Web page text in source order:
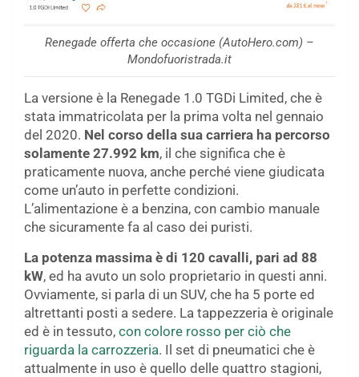
Renegade offerta che occasione (AutoHero.com) –
Mondofuoristrada.it
La versione è la Renegade 1.0 TGDi Limited, che è
stata immatricolata per la prima volta nel gennaio
del 2020. Nel corso della sua carriera ha percorso
solamente 27.992 km, il che significa che è
praticamente nuova, anche perché viene giudicata
come un’auto in perfette condizioni.
L’alimentazione è a benzina, con cambio manuale
che sicuramente fa al caso dei puristi.
La potenza massima è di 120 cavalli, pari ad 88
kW, ed ha avuto un solo proprietario in questi anni.
Ovviamente, si parla di un SUV, che ha 5 porte ed
altrettanti posti a sedere. La tappezzeria è originale
ed è in tessuto, con colore rosso per ciò che
riguarda la carrozzeria. Il set di pneumatici che è
attualmente in uso è quello delle quattro stagioni,